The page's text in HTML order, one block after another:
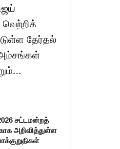
தேர்தல்
சட்டமன்றத்
அறிவித்துள்ள